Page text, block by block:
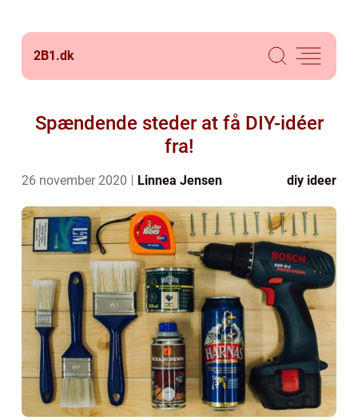
2B1.dk
Spændende steder at få DIY-idéer
fra!
26 november 2020 Linnea Jensen diy ideer